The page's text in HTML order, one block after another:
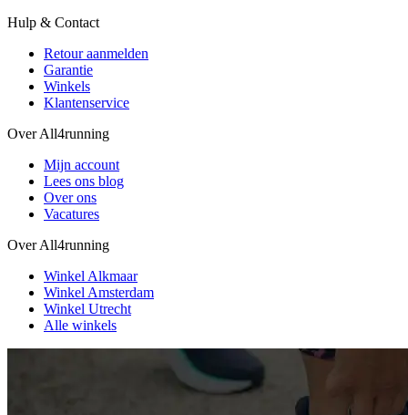
Hulp & Contact
Retour aanmelden
Garantie
Winkels
Klantenservice
Over All4running
Mijn account
Lees ons blog
Over ons
Vacatures
Over All4running
Winkel Alkmaar
Winkel Amsterdam
Winkel Utrecht
Alle winkels